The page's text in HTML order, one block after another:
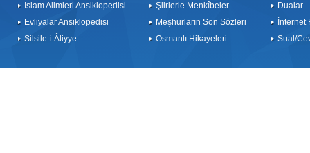
İslam Alimleri Ansiklopedisi
Evliyalar Ansiklopedisi
Silsile-i Âliyye
Şiirlerle Menkîbeler
Meşhurların Son Sözleri
Osmanlı Hikayeleri
Dualar
İnternet
Sual/